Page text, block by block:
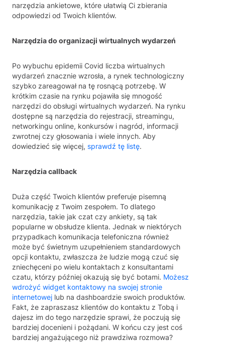
narzędzia ankietowe, które ułatwią Ci zbierania
odpowiedzi od Twoich klientów.
Narzędzia do organizacji wirtualnych wydarzeń
Po wybuchu epidemii Covid liczba wirtualnych
wydarzeń znacznie wzrosła, a rynek technologiczny
szybko zareagował na tę rosnącą potrzebę. W
krótkim czasie na rynku pojawiła się mnogość
narzędzi do obsługi wirtualnych wydarzeń. Na rynku
dostępne są narzędzia do rejestracji, streamingu,
networkingu online, konkursów i nagród, informacji
zwrotnej czy głosowania i wiele innych. Aby
dowiedzieć się więcej, sprawdź tę listę.
Narzędzia callback
Duża część Twoich klientów preferuje pisemną
komunikację z Twoim zespołem. To dlatego
narzędzia, takie jak czat czy ankiety, są tak
popularne w obsłudze klienta. Jednak w niektórych
przypadkach komunikacja telefoniczna również
może być świetnym uzupełnieniem standardowych
opcji kontaktu, zwłaszcza że ludzie mogą czuć się
zniechęceni po wielu kontaktach z konsultantami
czatu, którzy później okazują się być botami. Możesz
wdrożyć widget kontaktowy na swojej stronie
internetowej lub na dashboardzie swoich produktów.
Fakt, że zapraszasz klientów do kontaktu z Tobą i
dajesz im do tego narzędzie sprawi, że poczują się
bardziej docenieni i pożądani. W końcu czy jest coś
bardziej angażującego niż prawdziwa rozmowa?